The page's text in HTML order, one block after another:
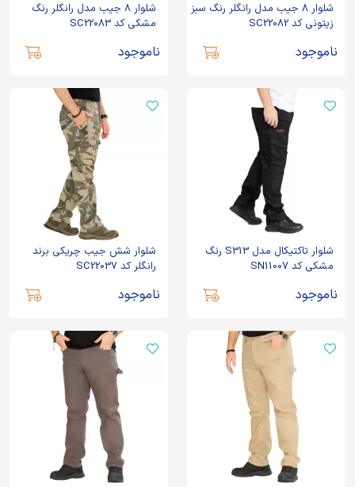
شلوار 8 جیب مدل رانگلر رنگ سبز
زیتونی کد SC22082
ناموجود
شلوار 8 جیب مدل رانگلر رنگ
مشکی کد SC22083
ناموجود
شلوار تاکتیکال مدل S313 رنگ
مشکی کد SN11007
ناموجود
شلوار شش جیب چریکی برند
رانگلر کد SC22037
ناموجود